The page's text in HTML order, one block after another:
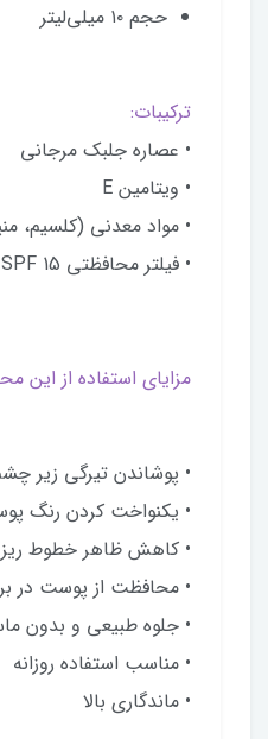
حجم ۱۰ میلی‌لیتر
ترکیبات:
• عصاره جلبک مرجانی
• ویتامین E
• مواد معدنی (کلسیم،
• فیلتر محافظتی SPF 15
مزایای استفاده از این
• پوشاندن تیرگی زیر
• یکنواخت کردن رنگ
• کاهش ظاهر خطوط ریز
• محافظت از پوست در
• جلوه طبیعی و بدون
• مناسب استفاده روزانه
• ماندگاری بالا